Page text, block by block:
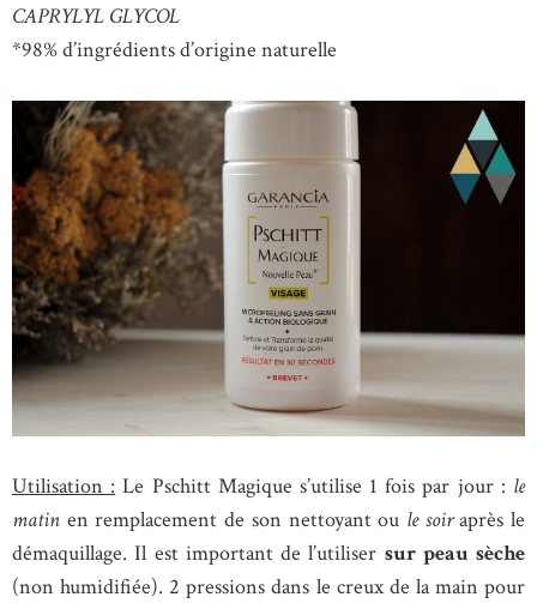
CAPRYLYL GLYCOL
*98% d’ingrédients d’origine naturelle
Utilisation : Le Pschitt Magique s’utilise 1 fois par jour : le
matin en remplacement de son nettoyant ou le soiraprès le
démaquillage. Il est important de l’utiliser sur peau sèche
(non humidifiée). 2 pressions dans le creux de la main pour